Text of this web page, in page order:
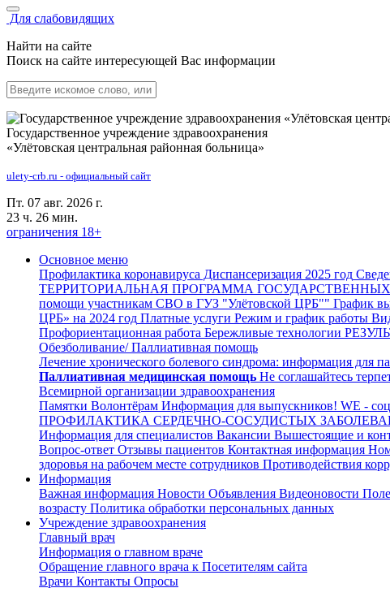
Для слабовидящих
Найти на сайте
Поиск на сайте интересующей Вас информации
Государственное учреждение здравоохранения
«Улётовская центральная районная больница»
ulety-crb.ru - официальный сайт
Пт. 07 авг. 2026 г.
23 ч. 26 мин.
ограничения 18+
Основное меню
Профилактика коронавируса Диспансеризация 2025 год
ТЕРРИТОРИАЛЬНАЯ ПРОГРАММА
помощи участникам СВО в ГУЗ "Улётовской ЦРБ"" График
ЦРБ» на 2024 год Платные услуги Режим и график работы
Профориентационная работа Бережливые технологии
Обезболивание/ Паллиативная помощь
Лечение хронического болевого синдрома: информация для
Паллиативная медицинская помощь Не соглашайтесь
Всемирной организации здравоохранения
Памятки Волонтёрам Информация для выпускников! WE -
ПРОФИЛАКТИКА СЕРДЕЧНО-СОСУДИСТЫХ
Информация для специалистов Вакансии Вышестоящие и
Вопрос-ответ Отзывы пациентов Контактная информация
здоровья на рабочем месте сотрудников Противодействия
Информация
Важная информация Новости Объявления Видеоновости
возрасту Политика обработки персональных данных
Учреждение здравоохранения
Главный врач
Информация о главном враче
Обращение главного врача к Посетителям сайта
Врачи Контакты Опросы